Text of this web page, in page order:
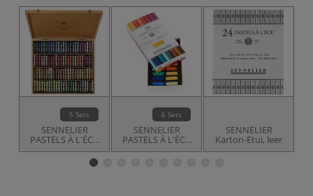
5 Sets
SENNELIER
PASTELS À L'ÉCU
Künstler-
Pastellkreiden,
6 Sets
SENNELIER
PASTELS À L'ÉCU
Künstler-
SENNELIER
Karton-Etui, leer